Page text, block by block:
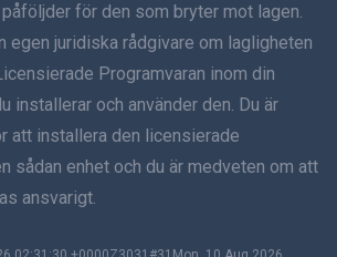
för den som bryter mot lagen.
egen juridiska rådgivare om lagligheten
Programvaran inom din
installerar och använder den. Du är
att installera den licensierade
sådan enhet och du är medveten om att
ansvarigt.